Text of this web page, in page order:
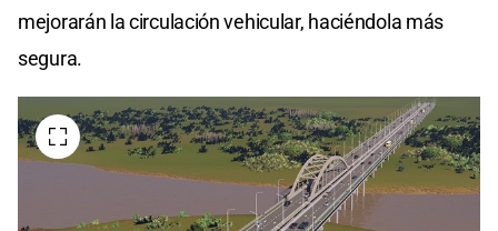
mejorarán la circulación vehicular, haciéndola más
segura.